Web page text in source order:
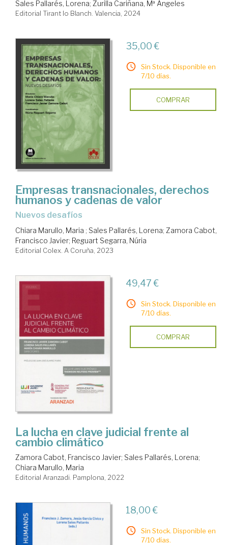
Sales Pallarés, Lorena; Zurilla Cariñana, Mª Ángeles
Editorial Tirant lo Blanch. Valencia, 2024
35,00 €
Sin Stock. Disponible en
7/10 días.
COMPRAR
Empresas transnacionales, derechos
humanos y cadenas de valor
nuevos desafíos
Chiara Marullo, Maria ; Sales Pallarés, Lorena; Zamora Cabot,
Francisco Javier; Reguart Segarra, Núria
Editorial Colex. A Coruña, 2023
49,47 €
Sin Stock. Disponible en
7/10 días.
COMPRAR
La lucha en clave judicial frente al
cambio climático
Zamora Cabot, Francisco Javier; Sales Pallarés, Lorena;
Chiara Marullo, Maria
Editorial Aranzadi. Pamplona, 2022
18,00 €
Sin Stock. Disponible en
7/10 días.